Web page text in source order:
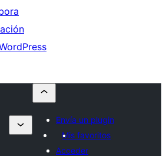
Envía un plugin
Mis favoritos
Acceder